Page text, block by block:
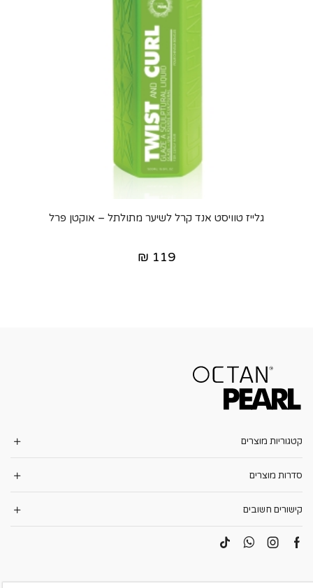
גלייז טוויסט אנד קרל לשיער מתולתל – אוקטן פרל
₪ 119
קטגוריות מוצרים
סדרות מוצרים
קישורים חשובים